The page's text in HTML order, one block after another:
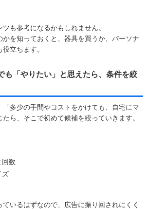
も参考になるかもしれません。
かを知っておくと、器具を買うか、パーソナ
立ちます。
も「やりたい」と思えたら、条件を絞
「多少の手間やコストをかけても、自宅にマ
ら、そこで初めて候補を絞っていきます。
回数
ズ
いるはずなので、広告に振り回されにくく